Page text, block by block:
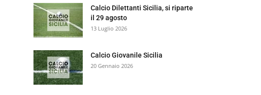
Calcio Dilettanti Sicilia, si riparte
il 29 agosto
13 Luglio 2026
Calcio Giovanile Sicilia
20 Gennaio 2026